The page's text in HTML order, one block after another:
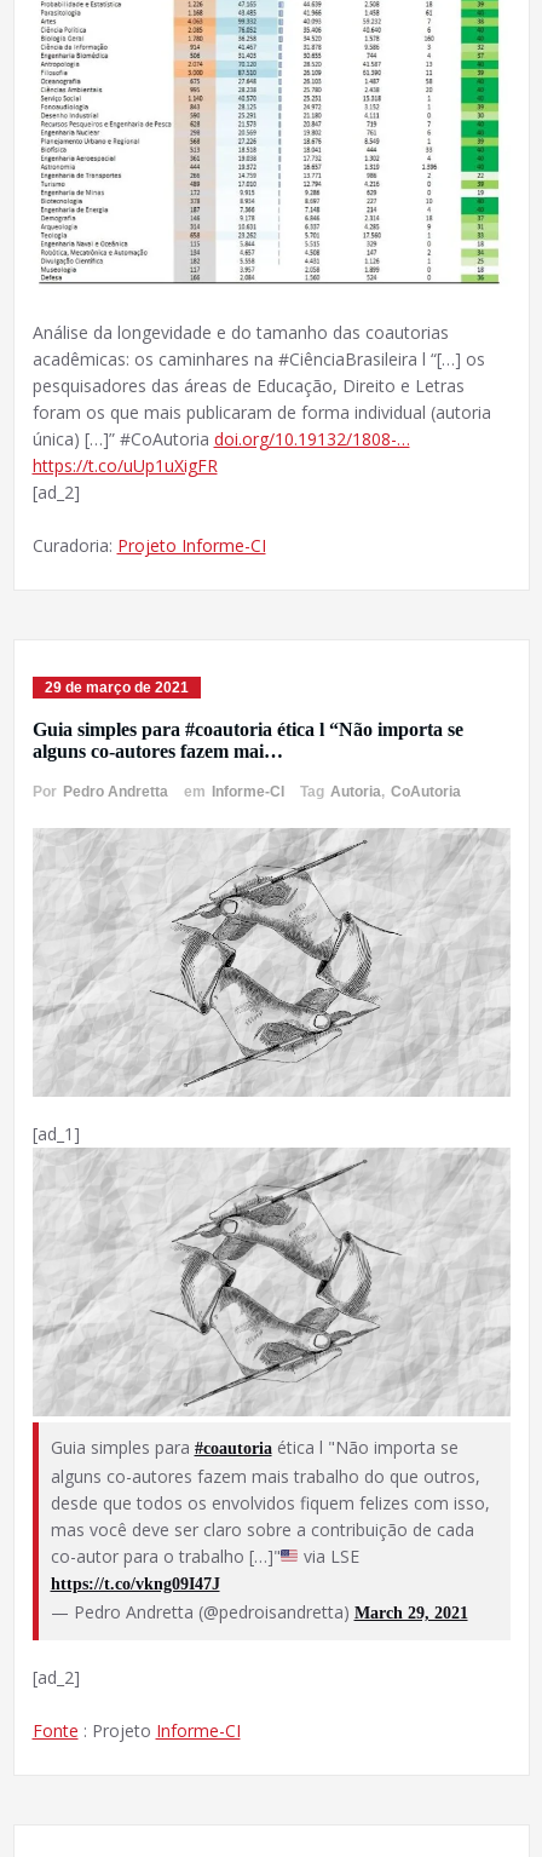
Análise da longevidade e do tamanho das coautorias
acadêmicas: os caminhares na #CiênciaBrasileira l “[…] os
pesquisadores das áreas de Educação, Direito e Letras
foram os que mais publicaram de forma individual (autoria
única) […]” #CoAutoria doi.org/10.19132/1808-…
https://t.co/uUp1uXigFR
[ad_2]
Curadoria: Projeto Informe-CI
29 de março de 2021
Guia simples para #coautoria ética l “Não importa se
alguns co-autores fazem mai…
Por Pedro Andretta em Informe-CI Tag Autoria, CoAutoria
[ad_1]
Guia simples para #coautoriaética l "Não importa se
alguns co-autores fazem mais trabalho do que outros,
desde que todos os envolvidos fiquem felizes com isso,
mas você deve ser claro sobre a contribuição de cada
co-autor para o trabalho […]"
via LSE
https://t.co/vkng09I47J
— Pedro Andretta (@pedroisandretta) March 29, 2021
[ad_2]
Fonte : Projeto Informe-CI